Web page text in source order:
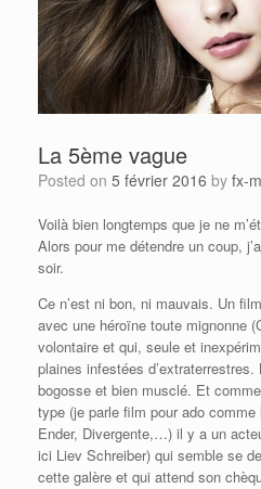
La 5ème vague
Posted on 5 février 2016 by fx-
Voilà bien longtemps que je ne
Alors pour me détendre un coup,
soir.
Ce n’est ni bon, ni mauvais. Un
avec une héroïne toute mignonne
volontaire et qui, seule et
plaines infestées
bogosse et bien musclé. Et
type (je parle film pour ado
Ender, Divergente,…) il y a un
ici Liev Schreiber) qui semble se
cette galère et qui attend son